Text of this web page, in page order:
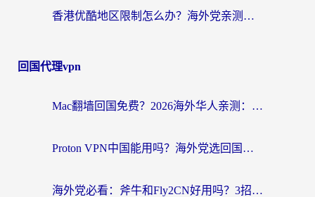
香港优酷地区限制怎么办？海外党亲测有效的追剧解决方案
回国代理vpn
Mac翻墙回国免费？2026海外华人亲测：从CCTV5直播到国内APP，这样选加速器才靠谱
Proton VPN中国能用吗？海外党选回国加速器的避坑指南（附番茄加速器实测）
海外党必看：斧牛和Fly2CN好用吗？3招教你选对回国加速器（附免费试用攻略）